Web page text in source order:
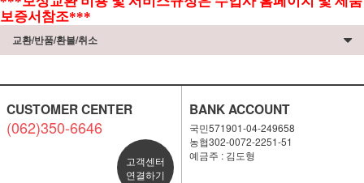
보증서참조***
교환/반품/환불/취소
CUSTOMER CENTER
(062)350-6646
고객센터
연결하기
BANK ACCOUNT
국민571901-04-249658
농협302-0072-2251-51
예금주 : 김도형